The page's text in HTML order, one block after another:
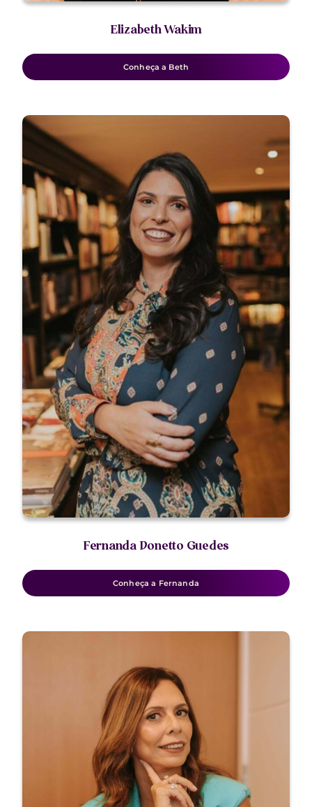
Elizabeth Wakim
Conheça a Beth
Fernanda Donetto Guedes
Conheça a Fernanda